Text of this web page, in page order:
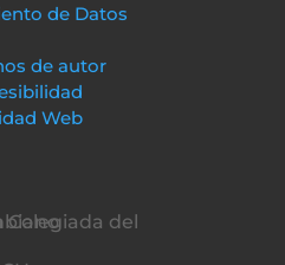
de Datos
de autor
Web